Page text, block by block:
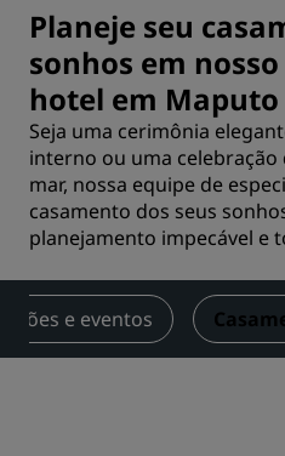
Planeje seu
sonhos em
hotel em Maputo
Seja uma cerimônia
interno ou uma
mar, nossa equipe de
casamento dos seus
planejamento impecável e
e eventos